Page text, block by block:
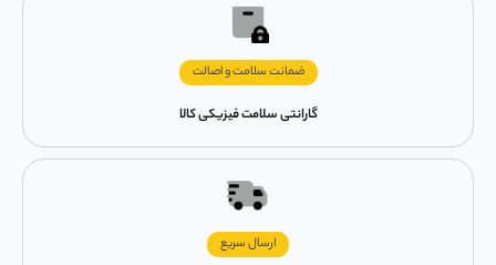
ضمانت سلامت و اصالت
گارانتی سلامت فیزیکی کالا
ارسال سریع